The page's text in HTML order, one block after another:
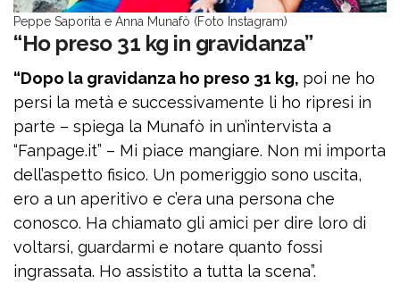
Peppe Saporita e Anna Munafò (Foto Instagram)
“Ho preso 31 kg in gravidanza”
“Dopo la gravidanza ho preso 31 kg, poi ne ho
persi la metà e successivamente li ho ripresi in
parte – spiega la Munafò in un’intervista a
“Fanpage.it” – Mi piace mangiare. Non mi importa
dell’aspetto fisico. Un pomeriggio sono uscita,
ero a un aperitivo e c’era una persona che
conosco. Ha chiamato gli amici per dire loro di
voltarsi, guardarmi e notare quanto fossi
ingrassata. Ho assistito a tutta la scena”.